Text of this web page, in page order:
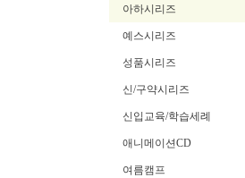
아하시리즈
예스시리즈
성품시리즈
신/구약시리즈
신입교육/학습세례
애니메이션CD
여름캠프